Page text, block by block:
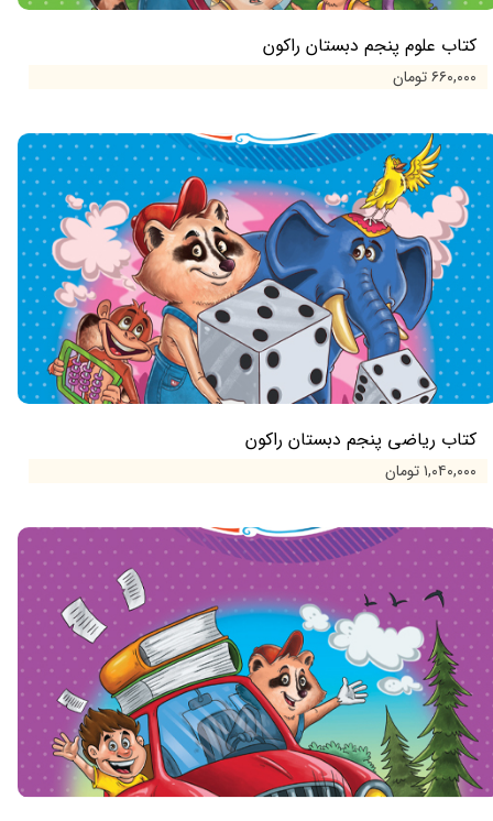
کتاب علوم پنجم دبستان راکون
۶۶۰,۰۰۰ تومان
کتاب ریاضی پنجم دبستان راکون
۱,۰۴۰,۰۰۰ تومان